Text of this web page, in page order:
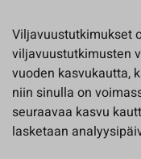
Viljavuustutkimukset
viljavuustutkimusten
vuoden kasvukautta,
niin sinulla on
seuraavaa kasvu
lasketaan